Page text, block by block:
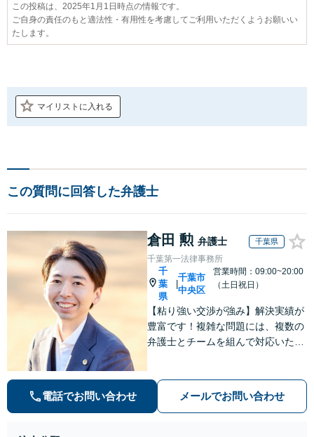
この投稿は、2025年1月1日時点の情報です。
ご自身の責任のもと適法性・有用性を考慮してご利用いただくようお願いい
たします。
マイリストに入れる
この質問に回答した弁護士
倉田 勲 弁護士 千葉県
千葉第一法律事務所
千
葉
県
千葉市
中央区
営業時間：09:00~20:00
（土日祝日）
【粘り強い交渉が強み】解決実績が
豊富です！複雑な問題には、複数の
弁護士とチームを組んで対応いたし
添い、不安を軽減します。まずはお
気軽にご相談ください。
電話でお問い合わせ メールでお問い合わせ